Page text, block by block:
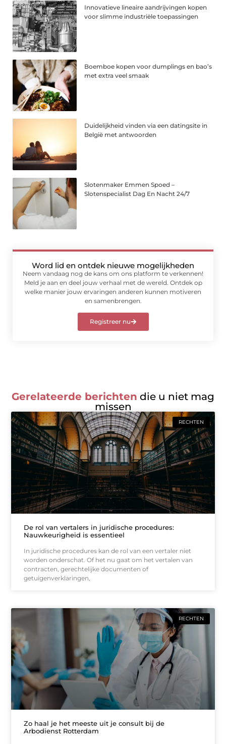
Innovatieve lineaire aandrijvingen kopen
voor slimme industriële toepassingen
Boemboe kopen voor dumplings en bao’s
met extra veel smaak
Duidelijkheid vinden via een datingsite in
België met antwoorden
Slotenmaker Emmen Spoed –
Slotenspecialist Dag En Nacht 24/7
Word lid en ontdek nieuwe mogelijkheden
Neem vandaag nog de kans om ons platform te verkennen!
Meld je aan en deel jouw verhaal met de wereld. Ontdek op
welke manier jouw ervaringen anderen kunnen motiveren
en samenbrengen.
Registreer nu
Gerelateerde berichten die u niet mag
missen
RECHTEN
De rol van vertalers in juridische procedures:
Nauwkeurigheid is essentieel
In juridische procedures kan de rol van een vertaler niet
worden onderschat. Of het nu gaat om het vertalen van
contracten, gerechtelijke documenten of
getuigenverklaringen,
RECHTEN
Zo haal je het meeste uit je consult bij de
Arbodienst Rotterdam